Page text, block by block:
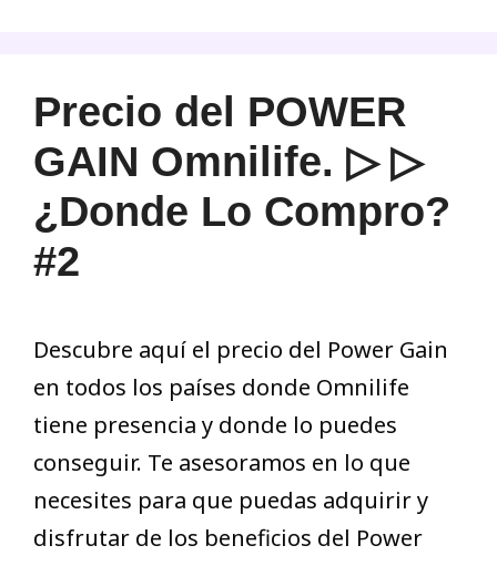
Precio del POWER
GAIN Omnilife. ▷ ▷
¿Donde Lo Compro?
#2
Descubre aquí el precio del Power Gain
en todos los países donde Omnilife
tiene presencia y donde lo puedes
conseguir. Te asesoramos en lo que
necesites para que puedas adquirir y
disfrutar de los beneficios del Power